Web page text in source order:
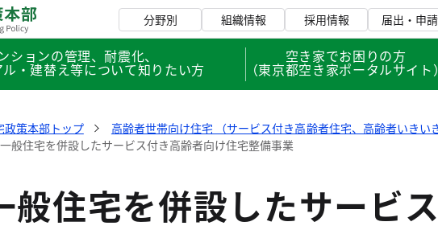
分野別 組織情報 採用情報 届出・申請
ションの管理、耐震化、
ル・建替え等について知りたい方
空き家でお困りの方
（東京都空き家ポータルサイト）
政策本部トップ 高齢者世帯向け住宅 （サービス付き高齢者住宅、高齢者いきい
一般住宅を併設したサービス付き高齢者向け住宅整備事業
般住宅を併設したサービ